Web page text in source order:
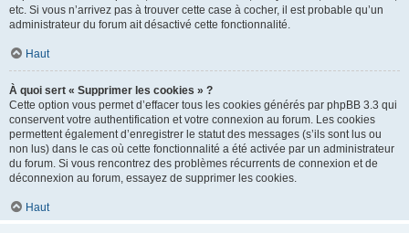
etc. Si vous n’arrivez pas à trouver cette case à cocher, il est probable qu’un
administrateur du forum ait désactivé cette fonctionnalité.
Haut
À quoi sert « Supprimer les cookies » ?
Cette option vous permet d’effacer tous les cookies générés par phpBB 3.3 qui
conservent votre authentification et votre connexion au forum. Les cookies
permettent également d’enregistrer le statut des messages (s’ils sont lus ou
non lus) dans le cas où cette fonctionnalité a été activée par un administrateur
du forum. Si vous rencontrez des problèmes récurrents de connexion et de
déconnexion au forum, essayez de supprimer les cookies.
Haut